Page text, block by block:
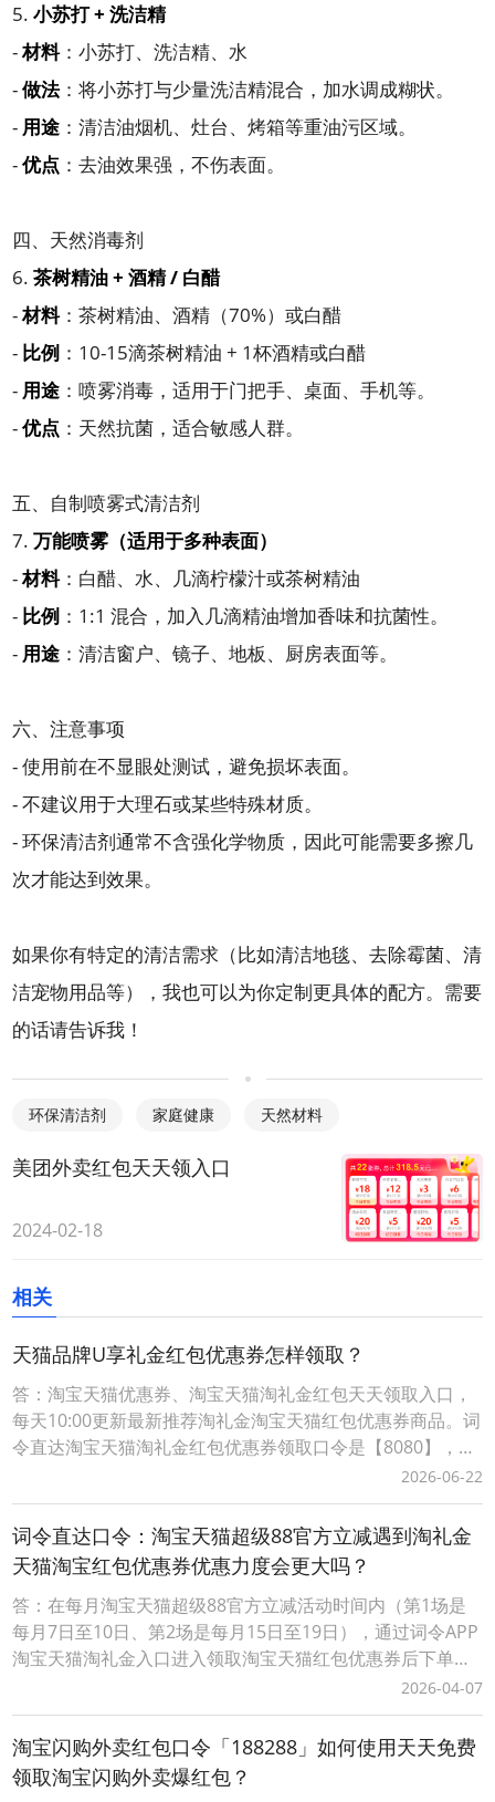
5.小苏打 + 洗洁精
-材料：小苏打、洗洁精、水
-做法：将小苏打与少量洗洁精混合，加水调成糊状。
- 用途 ：清洁油烟机、灶台、烤箱等重油污区域。
-优点 ：去油效果强，不伤表面。
四、天然消毒剂
6.茶树精油 + 酒精 / 白醋
-材料：茶树精油、酒精（70%）或白醋
- 比例 ：10-15滴茶树精油 + 1杯酒精或白醋
- 用途 ：喷雾消毒，适用于门把手、桌面、手机等。
-优点 ：天然抗菌，适合敏感人群。
五、自制喷雾式清洁剂
7.万能喷雾（适用于多种表面）
-材料：白醋、水、几滴柠檬汁或茶树精油
- 比例 ：1:1 混合，加入几滴精油增加香味和抗菌性。
- 用途 ：清洁窗户、镜子、地板、厨房表面等。
六、注意事项
- 使用前在不显眼处测试，避免损坏表面。
- 不建议用于大理石或某些特殊材质。
- 环保清洁剂通常不含强化学物质，因此可能需要多擦几
次才能达到效果。
如果你有特定的清洁需求（比如清洁地毯、去除霉菌、清
洁宠物用品等），我也可以为你定制更具体的配方。需要
的话请告诉我！
环保清洁剂 家庭健康 天然材料
美团外卖红包天天领入口
2024-02-18
相关
天猫品牌U享礼金红包优惠券怎样领取？
答：淘宝天猫优惠券、淘宝天猫淘礼金红包天天领取入口，
每天10:00更新最新推荐淘礼金淘宝天猫红包优惠券商品。词
令直达淘宝天猫淘礼金红包优惠券领取口令是【8080】，每
天淘宝天猫购物前打开词令App，输入口令【 8080 】，搜
索进入前往淘礼金淘宝天猫红包优惠券领取入口挑选要购买
的商品领取淘宝天猫优惠券、淘宝天猫商品红包；词令直达
淘宝天猫优惠券淘礼金红包领取口令如
2026-06-22
词令直达口令：淘宝天猫超级88官方立减遇到淘礼金
天猫淘宝红包优惠券优惠力度会更大吗？
答：在每月淘宝天猫超级88官方立减活动时间内（第1场是
每月7日至10日、第2场是每月15日至19日），通过词令APP
淘宝天猫淘礼金入口进入领取淘宝天猫红包优惠券后下单可
叠加淘宝天猫超级88官方立减活动优惠力度会更大让淘宝天
猫购物更划算；词令直达口令：淘宝天猫超级88官方立减遇
到淘礼金天猫淘宝红包优惠券优惠力度会更大吗？1、打开「
词令 」APP，输入口令“ 80
2026-04-07
淘宝闪购外卖红包口令「188288」如何使用天天免费
领取淘宝闪购外卖爆红包？